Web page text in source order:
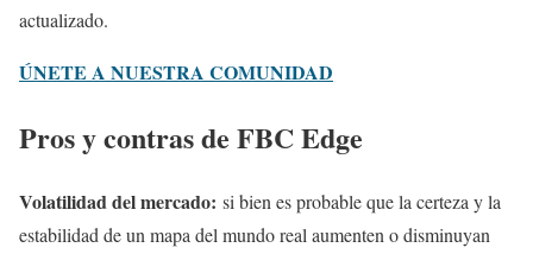
actualizado.
ÚNETE A NUESTRA COMUNIDAD
Pros y contras de FBC Edge
Volatilidad del mercado: si bien es probable que la certeza y la
estabilidad de un mapa del mundo real aumenten o disminuyan